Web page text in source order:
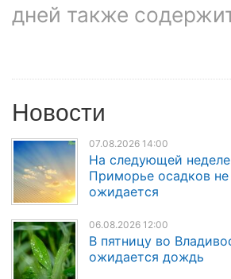
дней также
Новости
07.08.2026 14:00
На следующей
Приморье осадков не
ожидается
06.08.2026 12:00
В пятницу во
ожидается дождь